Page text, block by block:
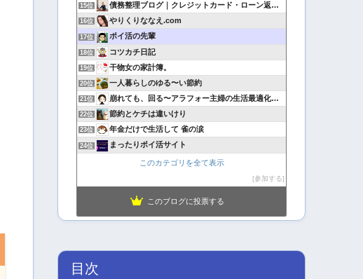
15位 債務整理ブログ｜クレジットカード・ローン返済で悩んでいる方へ
16位 やりくりななえ.com
17位 ポイ活の先輩
18位 コツカチ日記
19位 干物女の家計簿。
20位 一人暮らしのゆる〜い節約
21位 崩れても、回る〜アラフォー主婦の生活最適化日記
22位 節約とケチは違いけり
23位 年金だけで生活して 雀の涙
24位 まったりポイ活サイト
このカテゴリを全て表示
参加する
このブログに投票する
目次